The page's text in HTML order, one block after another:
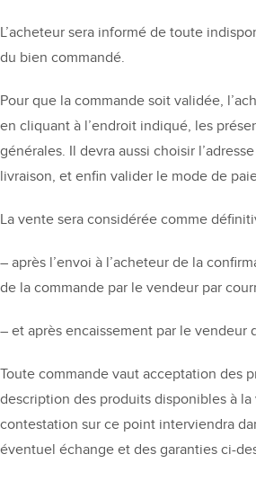
L’acheteur sera informé de toute
du bien commandé.
Pour que la commande soit validée,
en cliquant à l’endroit indiqué, les
générales. Il devra aussi choisir
livraison, et enfin valider le mode de
La vente sera considérée comme
– après l’envoi à l’acheteur de la
de la commande par le vendeur par
– et après encaissement par le vendeur
Toute commande vaut acceptation des
description des produits disponibles à la
contestation sur ce point interviendra
éventuel échange et des garanties ci-